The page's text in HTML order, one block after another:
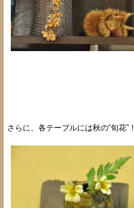
さらに、各テーブルには秋の“旬花”！